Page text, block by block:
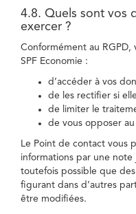
4.8. Quels sont vos
exercer ?
Conformément au
SPF Economie :
d’accéder à vos
de les rectifier si
de limiter le
de vous opposer
Le Point de contact vous
informations par une
toutefois possible que
figurant dans d’autres
être modifiées.